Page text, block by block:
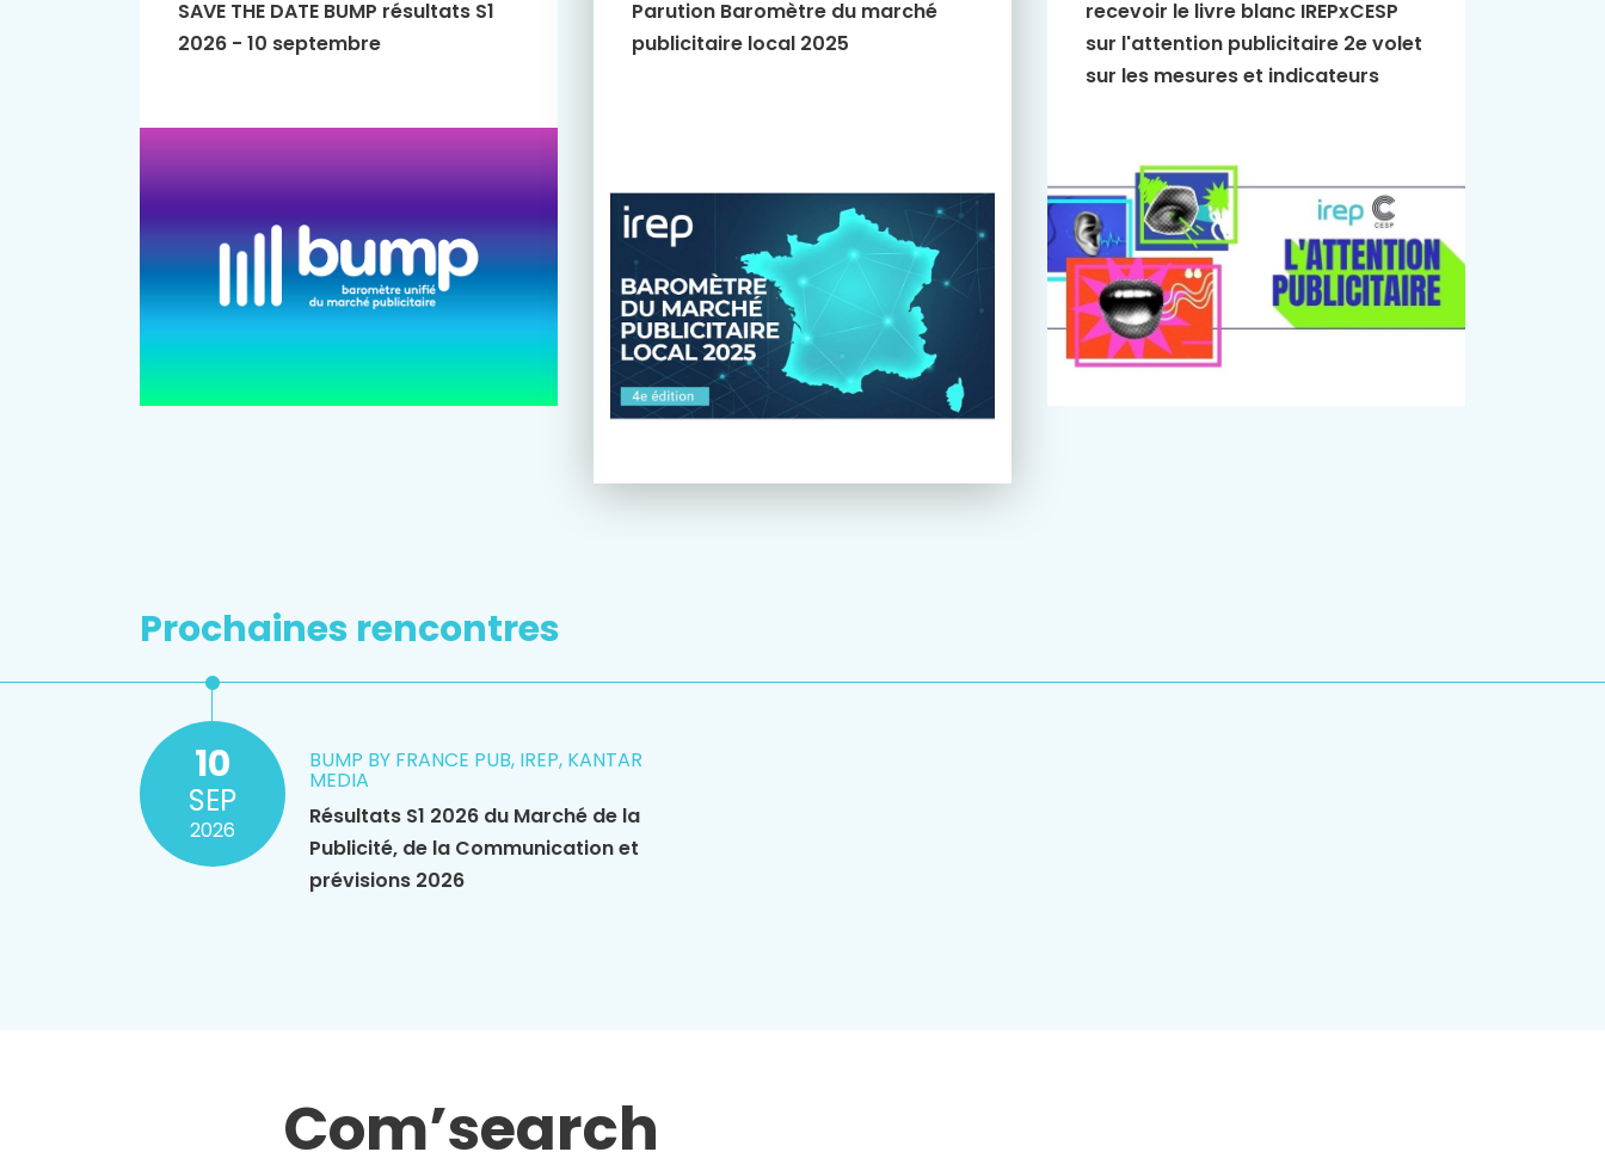
SAVE THE DATE BUMP résultats S1
2026 - 10 septembre
Parution Baromètre du marché
publicitaire local 2025
recevoir le livre blanc IREPxCESP
sur l'attention publicitaire 2e volet
sur les mesures et indicateurs
Prochaines rencontres
10
SEP
2026
BUMP BY FRANCE PUB, IREP, KANTAR
MEDIA
Résultats S1 2026 du Marché de la
Publicité, de la Communication et
prévisions 2026
Com’search